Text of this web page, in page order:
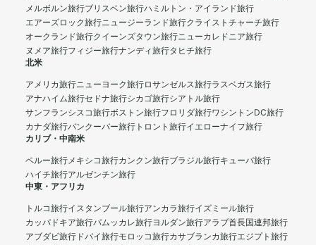
メルボルン旅行ブリスベン旅行ハミルトン・アイランド旅行
エアーズロック旅行ニュージーランド旅行クライストチャーチ旅行
オークランド旅行クイーンズタウン旅行ニューカレドニア旅行
ヌメア旅行フィジー旅行ナンディ旅行タヒチ旅行
北米
アメリカ旅行ニューヨーク旅行ロサンゼルス旅行ラスベガス旅行
アナハイム旅行セドナ旅行シカゴ旅行シアトル旅行
サンフランシスコ旅行ボストン旅行フロリダ旅行ワシントンDC旅行
カナダ旅行バンクーバー旅行 トロント旅行イエローナイフ旅行
カリブ・中南米
ペルー旅行メキシコ旅行カンクン旅行ブラジル旅行キューバ旅行
ハイチ旅行アルゼンチン旅行
中東・アフリカ
トルコ旅行イスタンブール旅行アンカラ旅行イズミール旅行
カッパドキア旅行パムッカレ旅行ヨルダン旅行アラブ首長国連邦旅行
アブダビ旅行 ドバイ旅行モロッコ旅行カサブランカ旅行エジプト旅行